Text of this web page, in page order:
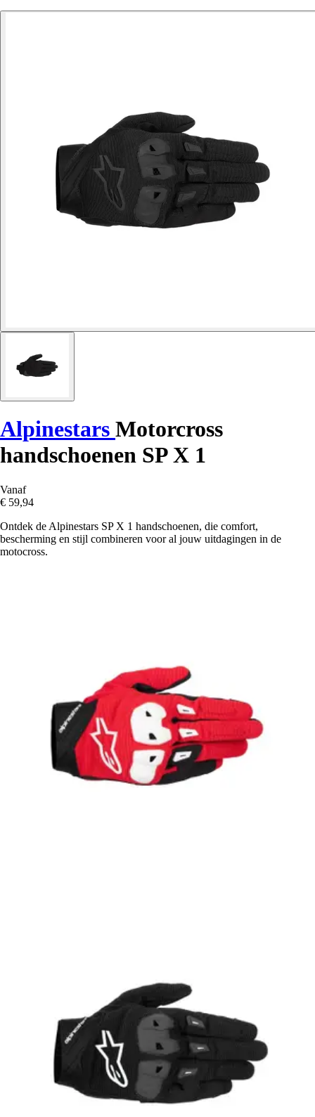
Alpinestars Motorcross
handschoenen SP X 1
Vanaf
€ 59,94
Ontdek de Alpinestars SP X 1 handschoenen, die comfort,
bescherming en stijl combineren voor al jouw uitdagingen in de
motocross.